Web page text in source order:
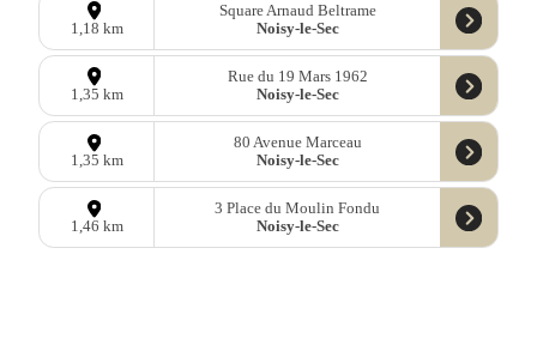
1,18 km
Square Arnaud Beltrame
Noisy-le-Sec
1,35 km
Rue du 19 Mars 1962
Noisy-le-Sec
1,35 km
80 Avenue Marceau
Noisy-le-Sec
1,46 km
3 Place du Moulin Fondu
Noisy-le-Sec